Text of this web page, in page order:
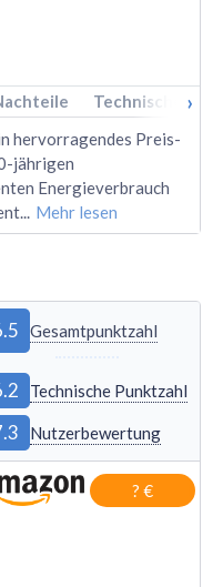
Technische›
hervorragendes Preis-
jährigen
Energieverbrauch
... Mehr lesen
Gesamtpunktzahl
Technische Punktzahl
Nutzerbewertung
? €